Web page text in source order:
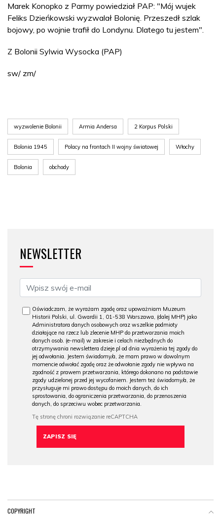
Marek Konopko z Parmy powiedział PAP: "Mój wujek
Feliks Dzieńkowski wyzwalał Bolonię. Przeszedł szlak
bojowy, po wojnie trafił do Londynu. Dlatego tu jestem".
Z Bolonii Sylwia Wysocka (PAP)
sw/ zm/
wyzwolenie Bolonii Armia Andersa 2 Korpus Polski
Bolonia 1945 Polacy na frontach II wojny światowej Włochy
Bolonia obchody
NEWSLETTER
Oświadczam, że wyrażam zgodę oraz upoważniam Muzeum
Historii Polski, ul. Gwardii 1, 01-538 Warszawa, (dalej MHP) jako
Administratora danych osobowych oraz wszelkie podmioty
działające na rzecz lub zlecenie MHP do przetwarzania moich
danych osob. (e-mail) w zakresie i celach niezbędnych do
otrzymywania newslettera dzieje.pl od dnia wyrażenia tej zgody do
jej odwołania. Jestem świadomy/a, że mam prawo w dowolnym
momencie odwołać zgodę oraz że odwołanie zgody nie wpływa na
zgodność z prawem przetwarzania, którego dokonano na podstawie
zgody udzielonej przed jej wycofaniem. Jestem też świadomy/a, że
przysługuje mi prawo dostępu do moich danych, do ich
sprostowania, do ograniczenia przetwarzania, do przenoszenia
danych, do sprzeciwu wobec przetwarzania.
COPYRIGHT